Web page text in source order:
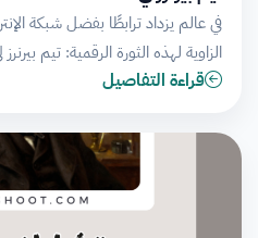
في عالم يزداد ترابطًا بفضل شبكة
الزاوية لهذه الثورة الرقمية: تيم
قراءة التفاصيل